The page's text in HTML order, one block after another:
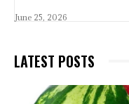
June 25, 2026
LATEST POSTS